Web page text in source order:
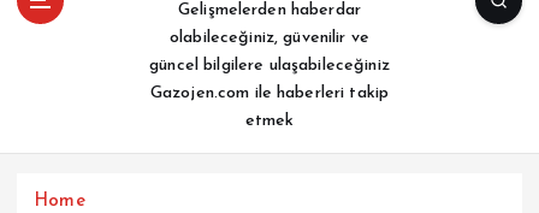
Gelişmelerden haberdar
olabileceğiniz, güvenilir ve
güncel bilgilere ulaşabileceğiniz
Gazojen.com ile haberleri takip
etmek
Home